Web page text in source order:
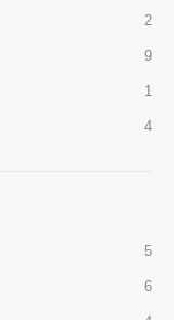
2
9
1
4
5
6